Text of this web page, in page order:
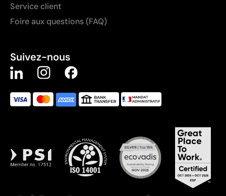
Service client
Foire aux questions (FAQ)
Suivez-nous